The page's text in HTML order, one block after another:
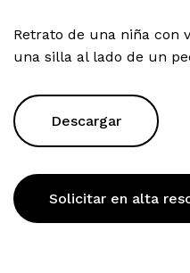
Retrato de una niña con
una silla al lado de un
Descargar
Solicitar en alta